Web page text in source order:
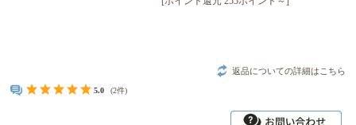
返品についての詳細はこちら
5.0 (2件)